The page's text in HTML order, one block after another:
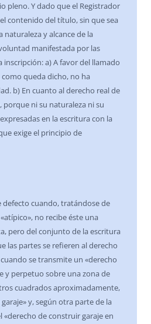
pleno. Y dado que el Registrador
contenido del título, sin que sea
naturaleza y alcance de la
manifestada por las
inscripción: a) A favor del llamado
queda dicho, no ha
b) En cuanto al derecho real de
ni su naturaleza ni su
en la escritura con la
exige el principio de
defecto cuando, tratándose de
no recibe éste una
pero del conjunto de la escritura
las partes se refieren al derecho
se transmite un «derecho
y perpetuo sobre una zona de
cuadrados aproximadamente,
y, según otra parte de la
«derecho de construir garaje en